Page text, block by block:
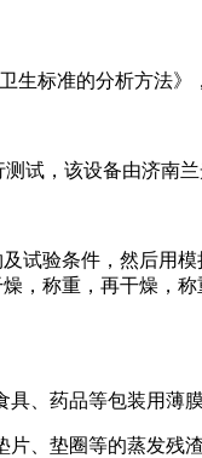
生标准的分析方法
试，该设备由济南
试验条件，然后用
，称重，再干燥，
、药品等包装用薄
、垫圈等的蒸发残